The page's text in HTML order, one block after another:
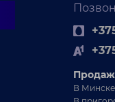
В Минске